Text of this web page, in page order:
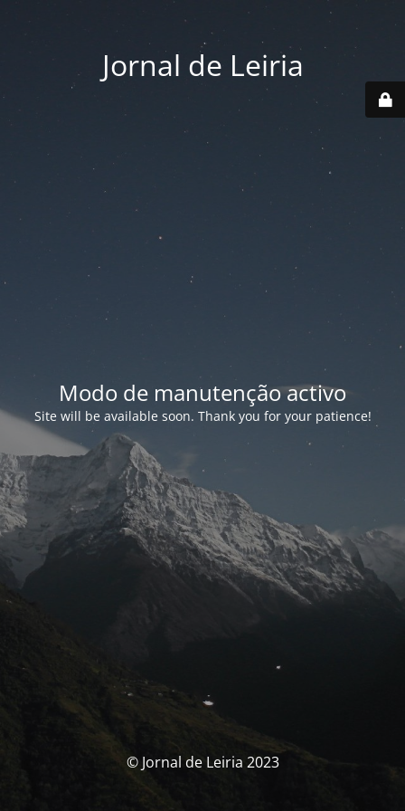
Jornal de Leiria
Modo de manutenção activo
Site will be available soon. Thank you for your patience!
© Jornal de Leiria 2023